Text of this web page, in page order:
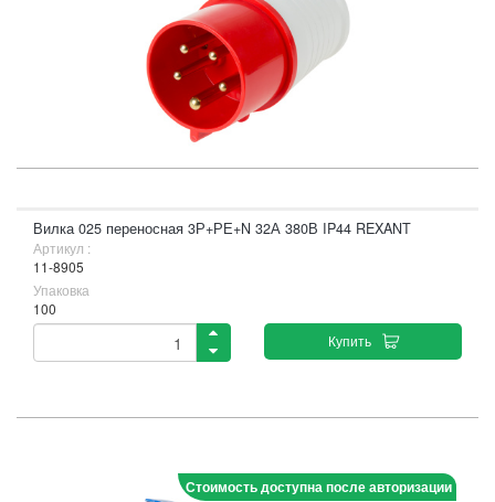
Вилка 025 переносная 3Р+РЕ+N 32А 380В IP44 REXANT
Артикул :
11-8905
Упаковка
100
Купить
Стоимость доступна после авторизации